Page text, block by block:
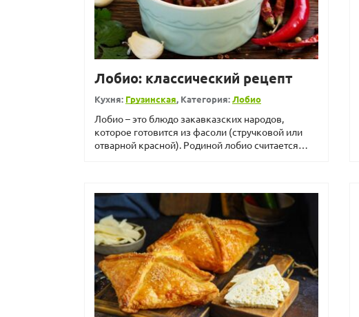
Лобио: классический рецепт
Кухня: Грузинская, Категория:Лобио
Лобио – это блюдо закавказских народов,
которое готовится из фасоли (стручковой или
отварной красной). Родиной лобио считается